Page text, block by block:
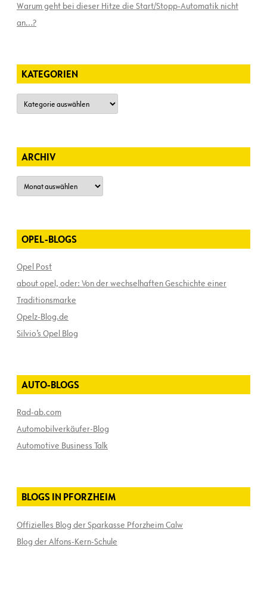
Warum geht bei dieser Hitze die Start/Stopp-Automatik nicht
an…?
KATEGORIEN
Kategorien
ARCHIV
Archiv
OPEL-BLOGS
Opel Post
about opel, oder: Von der wechselhaften Geschichte einer
Traditionsmarke
Opelz-Blog.de
Silvio’s Opel Blog
AUTO-BLOGS
Rad-ab.com
Automobilverkäufer-Blog
Automotive Business Talk
BLOGS IN PFORZHEIM
Offizielles Blog der Sparkasse Pforzheim Calw
Blog der Alfons-Kern-Schule